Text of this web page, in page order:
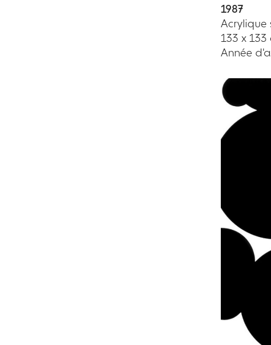
1987
Acrylique
133 x
Année